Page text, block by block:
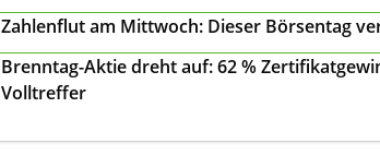
Zahlenflut am Mittwoch: Dieser Börsentag
Brenntag-Aktie dreht auf: 62 %
Volltreffer